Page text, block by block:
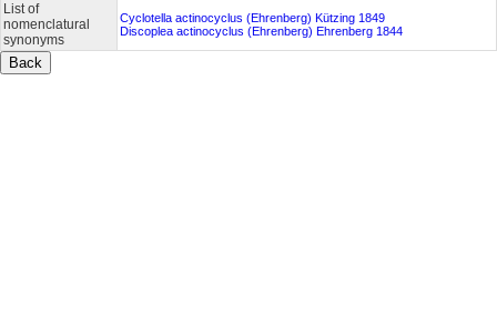
List of
nomenclatural
synonyms
Cyclotella actinocyclus (Ehrenberg) Kützing 1849
Discoplea actinocyclus (Ehrenberg) Ehrenberg 1844